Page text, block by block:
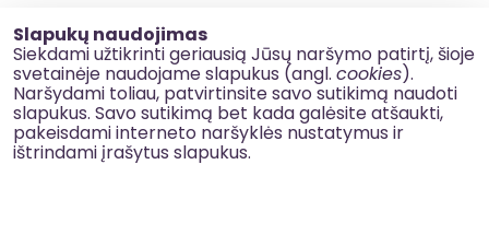
Slapukų naudojimas
Siekdami užtikrinti geriausią Jūsų naršymo patirtį, šioje
svetainėje naudojame slapukus (angl. cookies).
Naršydami toliau, patvirtinsite savo sutikimą naudoti
slapukus. Savo sutikimą bet kada galėsite atšaukti,
pakeisdami interneto naršyklės nustatymus ir
ištrindami įrašytus slapukus.
Slapukų naudojimas
Korupcijos prevencija
Kontaktai